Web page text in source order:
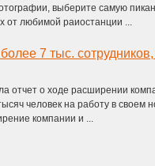
выберите самую
от любимой раиостанции ...
7 тыс.
отчет о ходе расширении
человек на работу в своем
компании и ...